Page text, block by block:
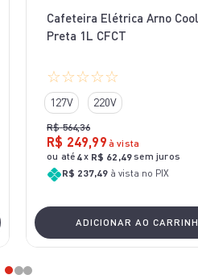
Cafeteira Elétrica Arno
Preta 1L CFCT
☆☆☆☆☆
127V 220V
R$ 564,36
R$ 249,99 à vista
ou até 4x R$ 62 ,49sem juros
R$ 237,49 à vista no PIX
ADICIONAR AO